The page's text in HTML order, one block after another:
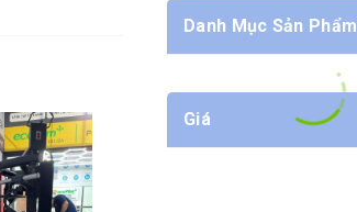
Danh Mục Sản Phẩm
Giá